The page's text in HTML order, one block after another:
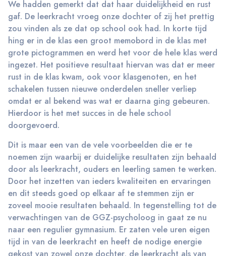
We hadden gemerkt dat dat haar duidelijkheid en rust
gaf. De leerkracht vroeg onze dochter of zij het prettig
zou vinden als ze dat op school ook had. In korte tijd
hing er in de klas een groot memobord in de klas met
grote pictogrammen en werd het voor de hele klas werd
ingezet. Het positieve resultaat hiervan was dat er meer
rust in de klas kwam, ook voor klasgenoten, en het
schakelen tussen nieuwe onderdelen sneller verliep
omdat er al bekend was wat er daarna ging gebeuren.
Hierdoor is het met succes in de hele school
doorgevoerd.
Dit is maar een van de vele voorbeelden die er te
noemen zijn waarbij er duidelijke resultaten zijn behaald
door als leerkracht, ouders en leerling samen te werken.
Door het inzetten van ieders kwaliteiten en ervaringen
en dit steeds goed op elkaar af te stemmen zijn er
zoveel mooie resultaten behaald. In tegenstelling tot de
verwachtingen van de GGZ-psycholoog in gaat ze nu
naar een regulier gymnasium. Er zaten vele uren eigen
tijd in van de leerkracht en heeft de nodige energie